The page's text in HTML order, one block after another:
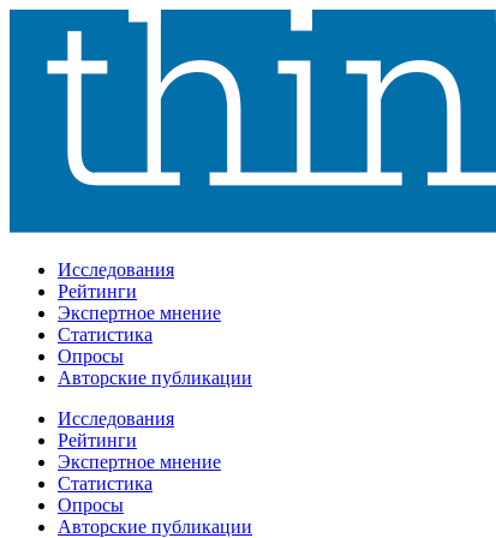
Исследования
Рейтинги
Экспертное мнение
Статистика
Опросы
Авторские публикации
Исследования
Рейтинги
Экспертное мнение
Статистика
Опросы
Авторские публикации